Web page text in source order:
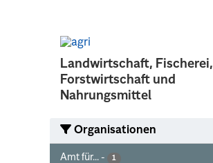
Landwirtschaft, Fischerei,
Forstwirtschaft und
Nahrungsmittel
Organisationen
Amt für... - 1